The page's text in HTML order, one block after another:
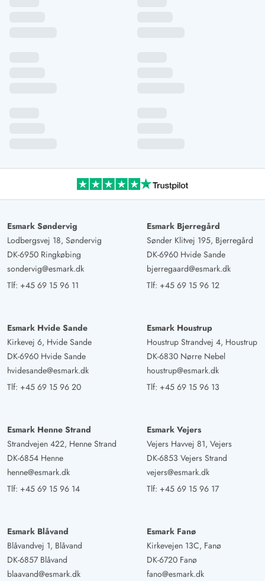
Esmark Søndervig
Lodbergsvej 18, Søndervig
DK-6950 Ringkøbing
sondervig@esmark.dk
Tlf: +45 69 15 96 11
Esmark Bjerregård
Sønder Klitvej 195, Bjerregård
DK-6960 Hvide Sande
bjerregaard@esmark.dk
Tlf: +45 69 15 96 12
Esmark Hvide Sande
Kirkevej 6, Hvide Sande
DK-6960 Hvide Sande
hvidesande@esmark.dk
Tlf: +45 69 15 96 20
Esmark Houstrup
Houstrup Strandvej 4, Houstrup
DK-6830 Nørre Nebel
houstrup@esmark.dk
Tlf: +45 69 15 96 13
Esmark Henne Strand
Strandvejen 422, Henne Strand
DK-6854 Henne
henne@esmark.dk
Tlf: +45 69 15 96 14
Esmark Vejers
Vejers Havvej 81, Vejers
DK-6853 Vejers Strand
vejers@esmark.dk
Tlf: +45 69 15 96 17
Esmark Blåvand
Blåvandvej 1, Blåvand
DK-6857 Blåvand
blaavand@esmark.dk
Esmark Fanø
Kirkevejen 13C, Fanø
DK-6720 Fanø
fano@esmark.dk